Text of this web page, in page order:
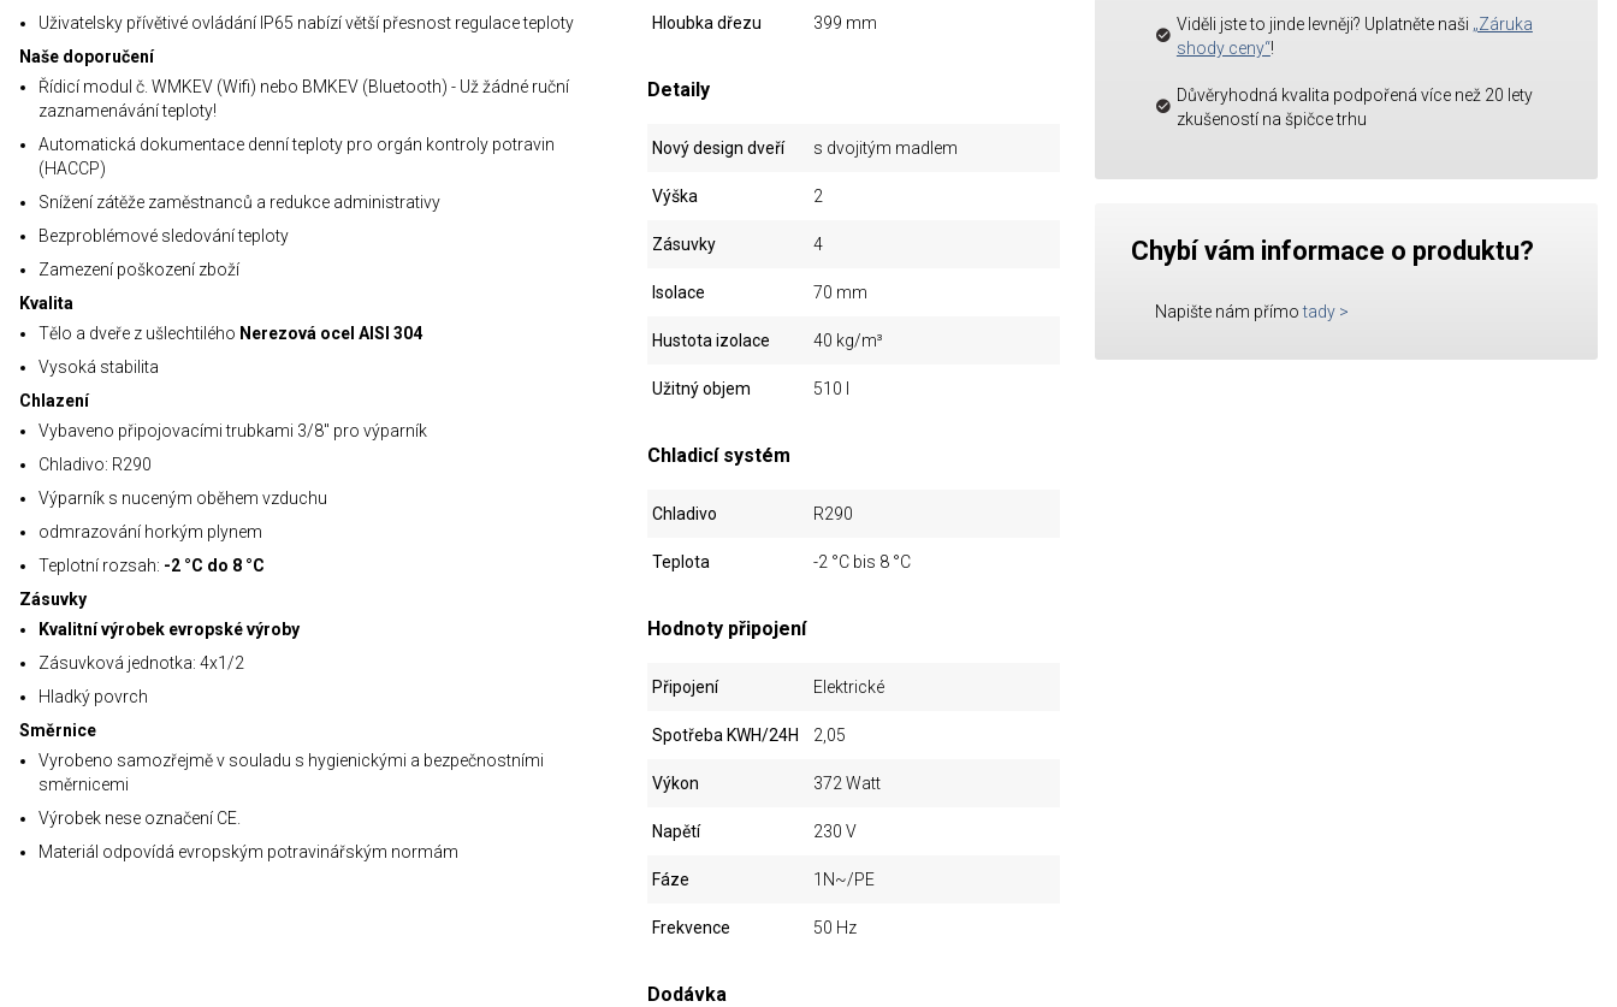
Uživatelsky přívětivé ovládání IP65 nabízí větší přesnost regulace teploty
Naše doporučení
Řídicí modul č. WMKEV (Wifi) nebo BMKEV (Bluetooth) - Už žádné ruční
zaznamenávání teploty!
Automatická dokumentace denní teploty pro orgán kontroly potravin
(HACCP)
Snížení zátěže zaměstnanců a redukce administrativy
Bezproblémové sledování teploty
Zamezení poškození zboží
Kvalita
Tělo a dveře z ušlechtilého Nerezová ocel AISI 304
Vysoká stabilita
Chlazení
Vybaveno připojovacími trubkami 3/8" pro výparník
Chladivo: R290
Výparník s nuceným oběhem vzduchu
odmrazování horkým plynem
Teplotní rozsah: -2 °C do 8 °C
Zásuvky
Kvalitní výrobek evropské výroby
Zásuvková jednotka: 4x1/2
Hladký povrch
Směrnice
Vyrobeno samozřejmě v souladu s hygienickými a bezpečnostními
směrnicemi
Výrobek nese označení CE.
Materiál odpovídá evropským potravinářským normám
Hloubka dřezu 399 mm
Detaily
Nový design dveří s dvojitým madlem
Výška 2
Zásuvky 4
Isolace 70 mm
Hustota izolace 40 kg/m³
Užitný objem 510 l
Chladicí systém
Chladivo R290
Teplota -2 °C bis 8 °C
Hodnoty připojení
Připojení Elektrické
Spotřeba KWH/24H 2,05
Výkon 372 Watt
Napětí 230 V
Fáze 1N~/PE
Frekvence 50 Hz
Dodávka
Viděli jste to jinde levněji? Uplatněte naši „Záruka
shody ceny“!
Důvěryhodná kvalita podpořená více než 20 lety
zkušeností na špičce trhu
Chybí vám informace o produktu?
Napište nám přímo tady >